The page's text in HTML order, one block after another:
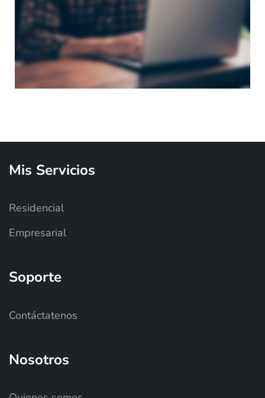
Mis Servicios
Residencial
Empresarial
Soporte
Contáctatenos
Nosotros